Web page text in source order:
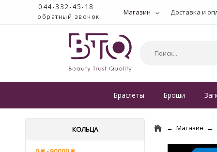
044-332-45-18
обратный звонок Магазин Доставка и
Браслеты Броши
КОЛЬЦА Магазин